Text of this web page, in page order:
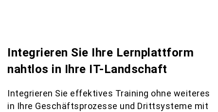
Integrieren Sie Ihre Lernplattform
nahtlos in Ihre IT-Landschaft
Integrieren Sie effektives Training ohne weiteres
in Ihre Geschäftsprozesse und Drittsysteme mit